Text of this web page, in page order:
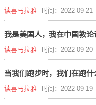
读喜马拉雅 时间：2022-09-21
我是美国人，我在中国教论
读喜马拉雅 时间：2022-09-20
当我们跑步时，我们在跑什
读喜马拉雅 时间：2022-09-19